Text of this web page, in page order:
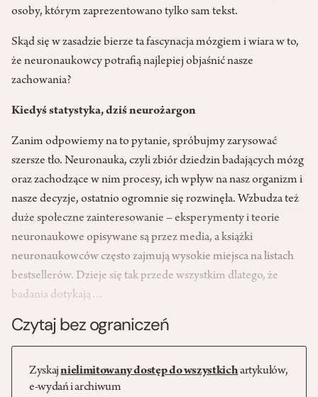
osoby, którym zaprezentowano tylko sam tekst.
Skąd się w zasadzie bierze ta fascynacja mózgiem i wiara w to,
że neuronaukowcy potrafią najlepiej objaśnić nasze
zachowania?
Kiedyś statystyka, dziś neurożargon
Zanim odpowiemy na to pytanie, spróbujmy zarysować
szersze tło. Neuronauka, czyli zbiór dziedzin badających mózg
oraz zachodzące w nim procesy, ich wpływ na nasz organizm i
nasze decyzje, ostatnio ogromnie się rozwinęła. Wzbudza też
duże społeczne zainteresowanie – eksperymenty i teorie
neuronaukowe opisywane są przez media, a książki
neuronaukowców często zajmują wysokie miejsca na listach
bestsellerów. Dzieje się tak przede wszystkim dlatego, że
badania dotykają…
Czytaj bez ograniczeń
Zyskajnielimitowany dostęp do wszystkichartykułów,
e-wydań i archiwum